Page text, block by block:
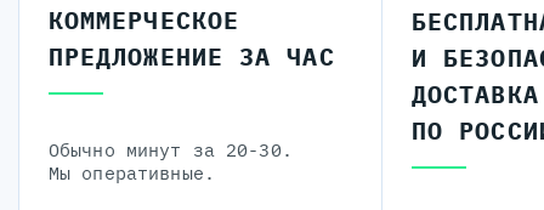
КОММЕРЧЕСКОЕ
ПРЕДЛОЖЕНИЕ ЗА ЧАС
Обычно минут за 20-30.
Мы оперативные.
И
ДОСТАВКА
ПО